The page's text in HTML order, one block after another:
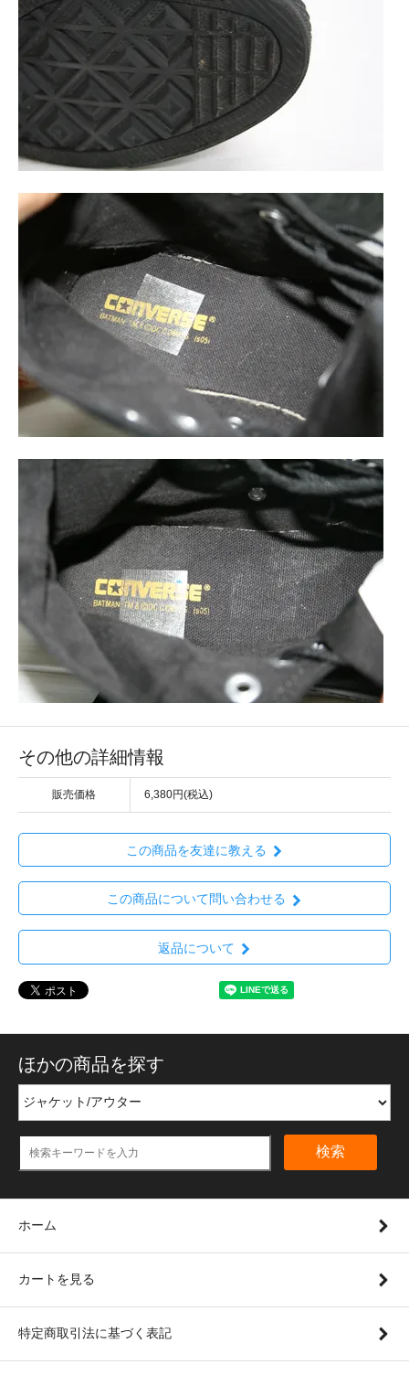
その他の詳細情報
販売価格 6,380円(税込)
この商品を友達に教える
この商品について問い合わせる
返品について
ほかの商品を探す
検索
ホーム
カートを見る
特定商取引法に基づく表記